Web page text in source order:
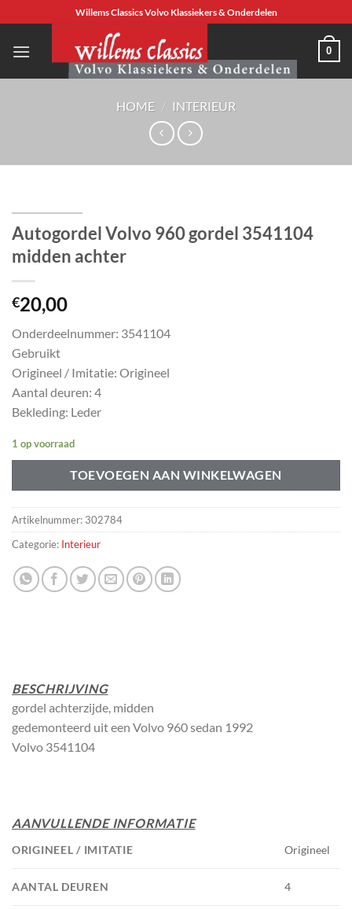
naar
inhoud
Willems Classics Volvo Klassiekers & Onderdelen
0
HOME / INTERIEUR
Autogordel Volvo 960 gordel 3541104
midden achter
€20,00
Onderdeelnummer: 3541104
Gebruikt
Origineel / Imitatie: Origineel
Aantal deuren: 4
Bekleding: Leder
1 op voorraad
TOEVOEGEN AAN WINKELWAGEN
Artikelnummer: 302784
Categorie: Interieur
BESCHRIJVING
gordel achterzijde, midden
gedemonteerd uit een Volvo 960 sedan 1992
Volvo 3541104
AANVULLENDE INFORMATIE
ORIGINEEL / IMITATIE Origineel
AANTAL DEUREN 4